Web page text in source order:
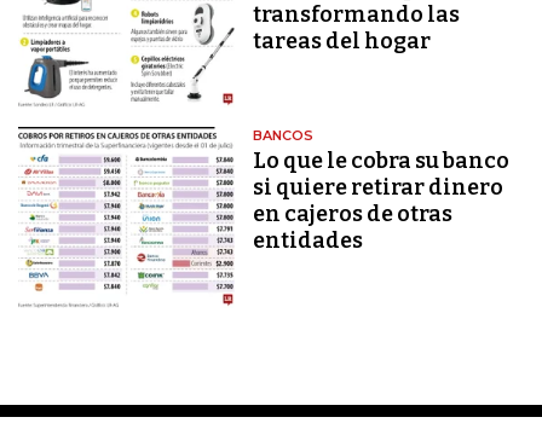
transformando las
tareas del hogar
BANCOS
Lo que le cobra su banco
si quiere retirar dinero
en cajeros de otras
entidades